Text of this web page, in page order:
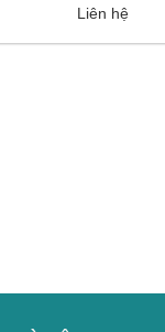
Liên hệ